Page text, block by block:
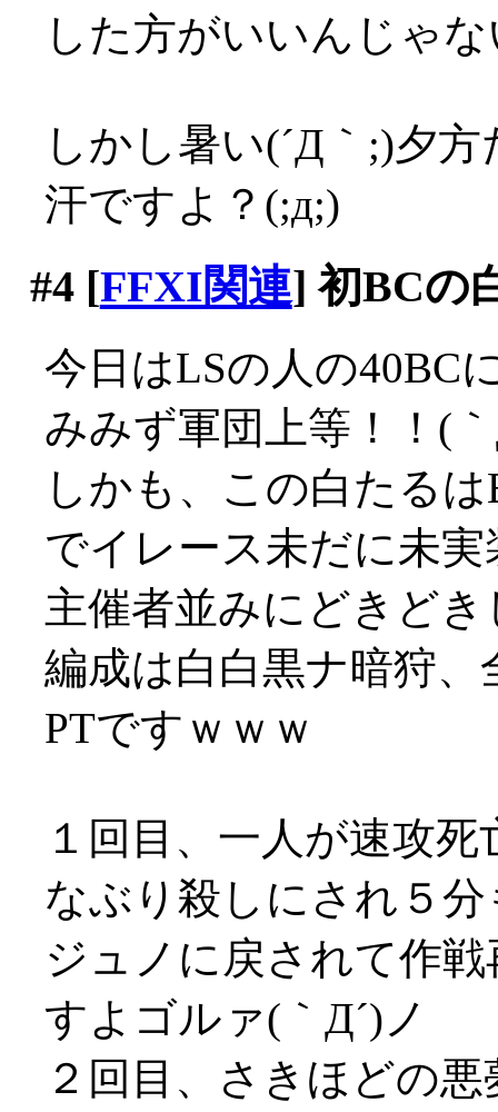
した方がいいんじゃ
しかし暑い(´Д｀;)夕
汗ですよ？(;д;)
#4[FFXI関連] 初BCの
今日はLSの人の40BC
みみず軍団上等！！(
しかも、この白たる
でイレース未だに未実
主催者並みにどきど
編成は白白黒ナ暗狩
PTですｗｗｗ
１回目、一人が速攻
なぶり殺しにされ５
ジュノに戻されて作
すよゴルァ(｀Д´)ノ
２回目、さきほどの